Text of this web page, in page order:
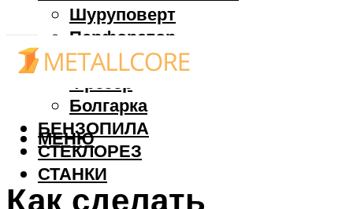
Шуруповерт
Перфоратор
Дрель
Фрезер
Болгарка
БЕНЗОПИЛА
СТЕКЛОРЕЗ
СТАНКИ
МЕНЮ
Как сделать